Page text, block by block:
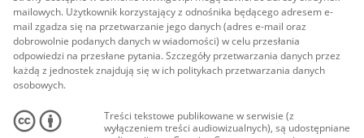
mailowych. Użytkownik korzystający z odnośnika będącego adresem e-
mail zgadza się na przetwarzanie jego danych (adres e-mail oraz
dobrowolnie podanych danych w wiadomości) w celu przesłania
odpowiedzi na przesłane pytania. Szczegóły przetwarzania danych przez
każdą z jednostek znajdują się w ich politykach przetwarzania danych
osobowych.
Treści tekstowe publikowane w serwisie (z
wyłączeniem treści audiowizualnych), są udostępniane